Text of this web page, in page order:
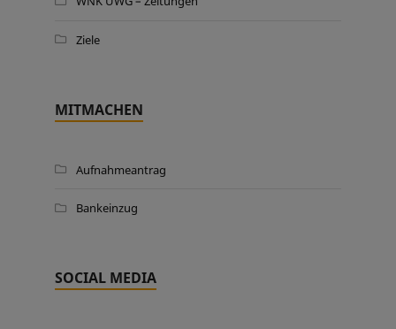
Ziele
MITMACHEN
Aufnahmeantrag
Bankeinzug
SOCIAL MEDIA